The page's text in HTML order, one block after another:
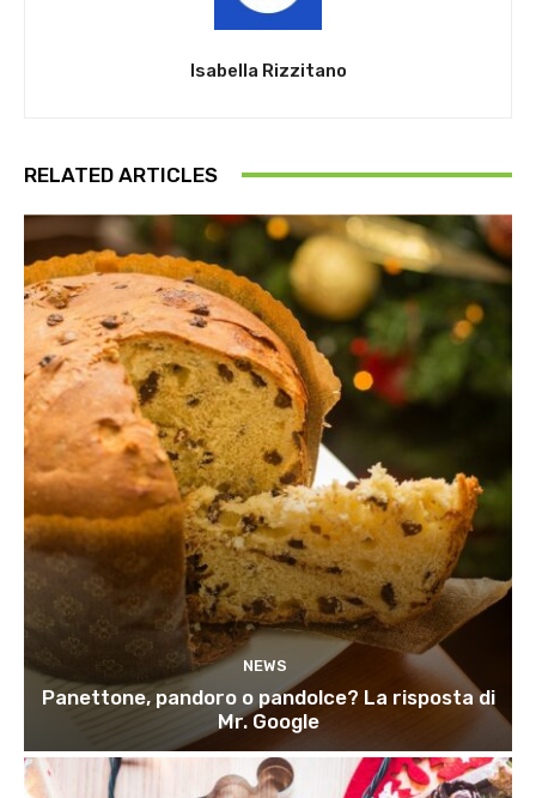
Isabella Rizzitano
RELATED ARTICLES
NEWS
Panettone, pandoro o pandolce? La risposta di
Mr. Google